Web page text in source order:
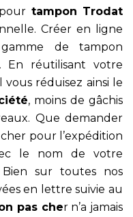
tampon Trodat
Créer en ligne
de tampon
En réutilisant votre
l vous réduisez ainsi le
, moins de gâchis
Que demander
pour l’expédition
le nom de votre
sur toutes nos
en lettre suivie au
pas cher n’a jamais